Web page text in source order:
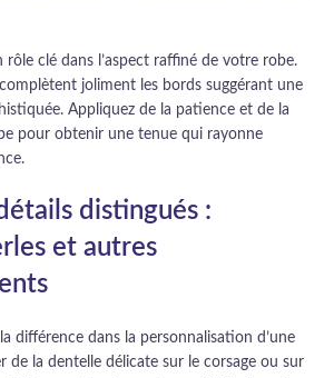
clé dans l’aspect raffiné de votre robe.
joliment les bords suggérant une
Appliquez de la patience et de la
pour obtenir une tenue qui rayonne
distingués :
et autres
différence dans la personnalisation d’une
de la dentelle délicate sur le corsage ou sur